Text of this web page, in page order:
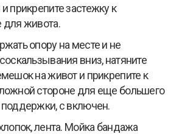
прикрепите застежку к
для живота.
опору на месте и не
вниз, натяните
на живот и прикрепите к
стороне для еще большего
с включен.
лента. Мойка бандажа